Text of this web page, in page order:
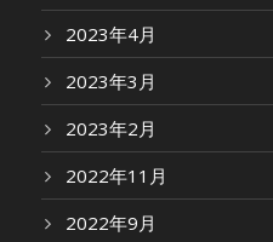
2023年4月
2023年3月
2023年2月
2022年11月
2022年9月